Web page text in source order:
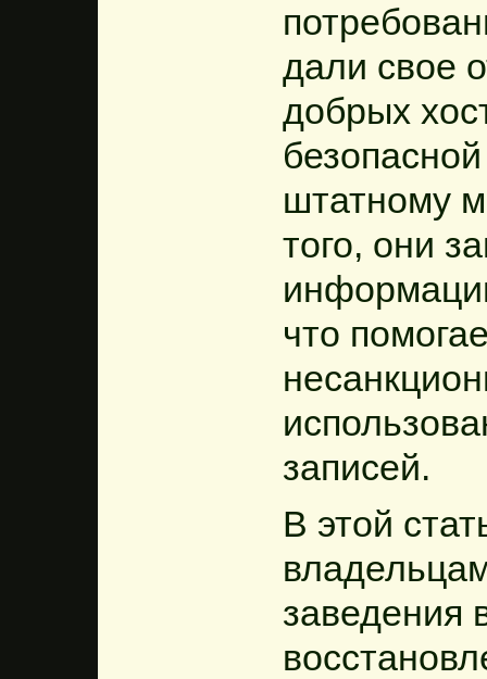
дали свое
добрых
штатному
того, они
что
записей.
В этой
заведения